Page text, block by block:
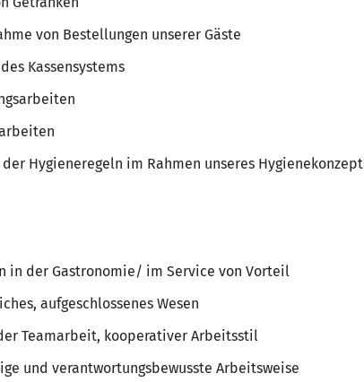
von Bestellungen unserer Gäste
Kassensystems
der Hygieneregeln im Rahmen unseres
in der Gastronomie/ im Service von Vorteil
aufgeschlossenes Wesen
Teamarbeit, kooperativer Arbeitsstil
und verantwortungsbewusste Arbeitsweise